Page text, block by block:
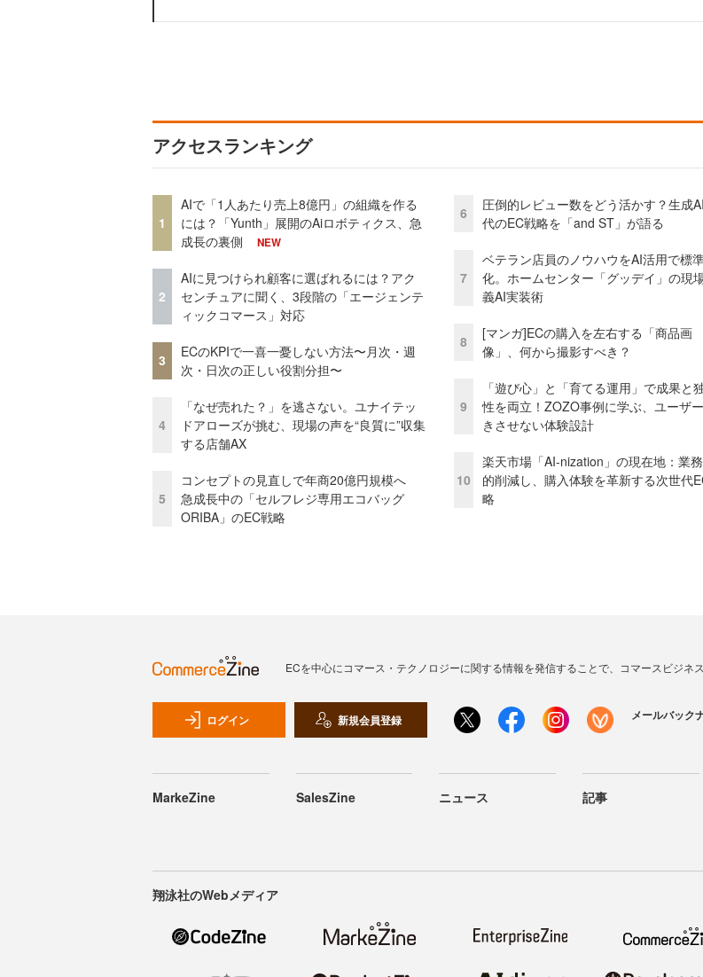
アクセスランキング
1
AIで「1人あたり売上8億円」の組織を作る
には？「Yunth」展開のAiロボティクス、急
成長の裏側
NEW
2
AIに見つけられ顧客に選ばれるには？アク
センチュアに聞く、3段階の「エージェンテ
ィックコマース」対応
3
ECのKPIで一喜一憂しない方法〜月次・週
次・日次の正しい役割分担〜
4
「なぜ売れた？」を逃さない。ユナイテッ
ドアローズが挑む、現場の声を“良質に”収集
する店舗AX
5
コンセプトの見直しで年商20億円規模へ
急成長中の「セルフレジ専用エコバッグ
ORIBA」のEC戦略
6
圧倒的レビュー数をどう活かす？生成
代のEC戦略を「and ST」が語る
7
ベテラン店員のノウハウをAI活用で標
化。ホームセンター「グッデイ」の現
義AI実装術
8
[マンガ]ECの購入を左右する「商品画
像」、何から撮影すべき？
9
「遊び心」と「育てる運用」で成果と
性を両立！ZOZO事例に学ぶ、ユーザ
きさせない体験設計
10
楽天市場「AI-nization」の現在地：業
的削減し、購入体験を革新する次世代
略
ECを中心にコマース・テクノロジーに関する情報を発信することで、コマースビジネ
ログイン 新規会員登録 メールバック
MarkeZine SalesZine ニュース 記事
翔泳社のWebメディア